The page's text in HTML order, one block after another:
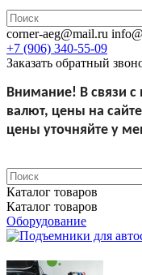
corner-aeg@mail.ru
+7 (906) 340-55-09
Заказать обратный
Внимание! В связи
валют, цены на
цены уточняйте у
Каталог товаров
Каталог товаров
Оборудование